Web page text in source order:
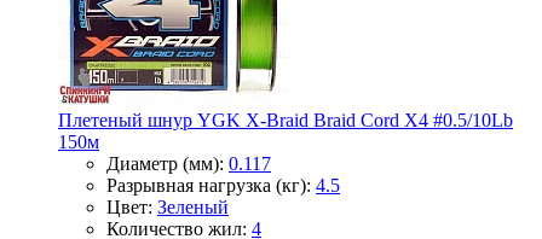
Плетеный шнур YGK X-Braid Braid Cord X4 #0.5/10Lb
150м
Диаметр (мм): 0.117
Разрывная нагрузка (кг): 4.5
Цвет: Зеленый
Количество жил: 4